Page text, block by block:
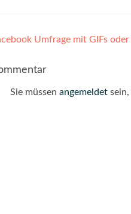
Umfrage mit GIFs
Sie müssen angemeldetsein,